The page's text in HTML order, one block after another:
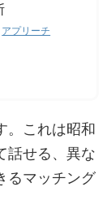
アプリーチ
。これは昭和
話せる、異な
るマッチング